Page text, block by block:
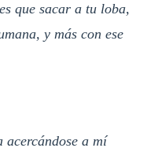
que sacar a tu loba,
y más con ese
a mí